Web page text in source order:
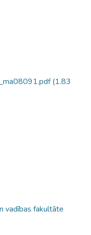
(1.83
vadības fakultāte